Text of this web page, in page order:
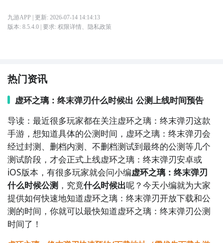
九游APP | 更新: 2026-07-14 14:14:13
版本: 8.5.4.0| 要求: 权限详情、 隐私政策
热门资讯
虚环之璃：终末弹刃什么时候出 公测上线时间预告
导读：最近很多玩家都在关注虚环之璃：终末弹刃这款
手游，想知道具体的公测时间，虚环之璃：终末弹刃会
经过封测、删档内测、不删档测试到最终的公测等几个
测试阶段，才会正式上线虚环之璃：终末弹刃安卓或
iOS版本，有很多玩家就会问小编虚环之璃：终末弹刃
什么时候公测，究竟什么时候出呢？今天小编就为大家
提供如何快速地知道虚环之璃：终末弹刃开放下载和公
测的时间，你就可以最快知道虚环之璃：终末弹刃公测
时间了！